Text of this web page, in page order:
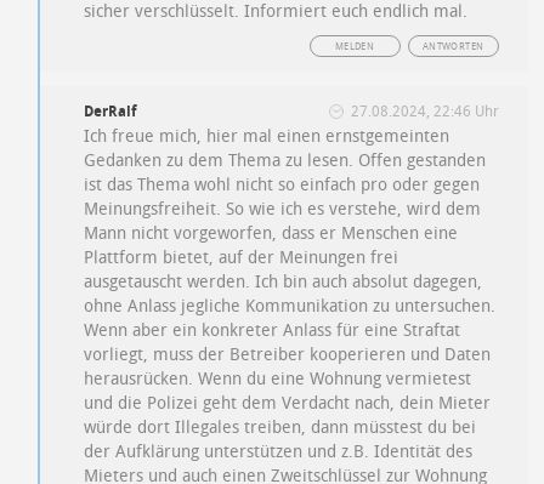
sicher verschlüsselt. Informiert euch endlich mal.
ANTWORTEN
MELDEN
DerRalf 27.08.2024, 22:46 Uhr
Ich freue mich, hier mal einen ernstgemeinten
Gedanken zu dem Thema zu lesen. Offen gestanden
ist das Thema wohl nicht so einfach pro oder gegen
Meinungsfreiheit. So wie ich es verstehe, wird dem
Mann nicht vorgeworfen, dass er Menschen eine
Plattform bietet, auf der Meinungen frei
ausgetauscht werden. Ich bin auch absolut dagegen,
ohne Anlass jegliche Kommunikation zu untersuchen.
Wenn aber ein konkreter Anlass für eine Straftat
vorliegt, muss der Betreiber kooperieren und Daten
herausrücken. Wenn du eine Wohnung vermietest
und die Polizei geht dem Verdacht nach, dein Mieter
würde dort Illegales treiben, dann müsstest du bei
der Aufklärung unterstützen und z.B. Identität des
Mieters und auch einen Zweitschlüssel zur Wohnung